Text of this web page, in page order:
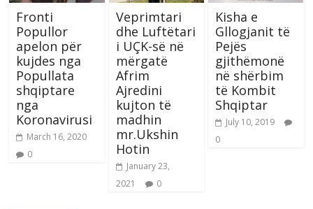
Fronti
Popullor
apelon për
kujdes nga
Popullata
shqiptare
nga
Koronavirusi
March 16, 2020
0
Veprimtari
dhe Luftëtari
i UÇK-së në
mërgatë
Afrim
Ajredini
kujton të
madhin
mr.Ukshin
Hotin
January 23,
2021
0
Kisha e
Gllogjanit të
Pejës
gjithëmonë
në shërbim
të Kombit
Shqiptar
July 10, 2019
0